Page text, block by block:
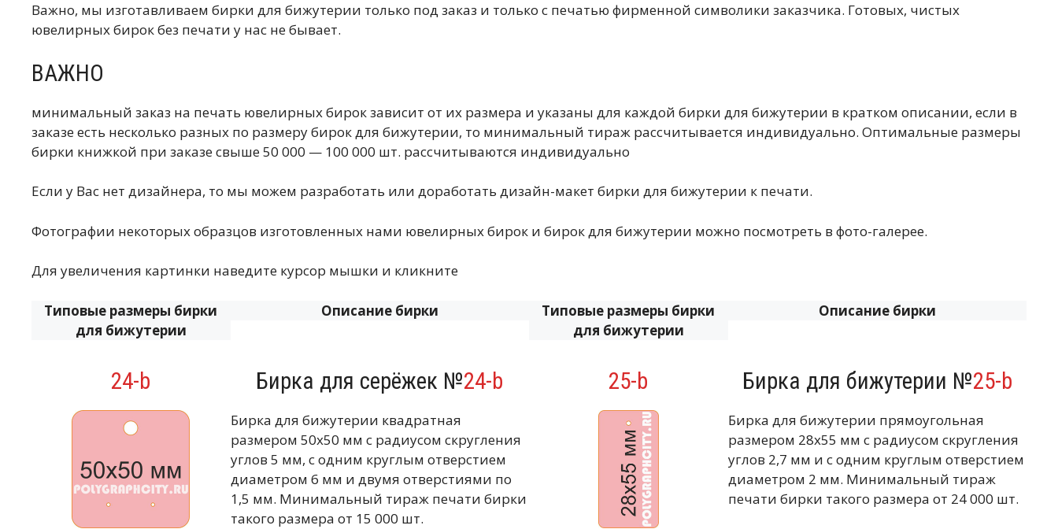
Важно, мы изготавливаем бирки для бижутерии только под заказ и только с печатью фирменной символики заказчика. Готовых, чистых
ювелирных бирок без печати у нас не бывает.
ВАЖНО
минимальный заказ на печать ювелирных бирок зависит от их размера и указаны для каждой бирки для бижутерии в кратком описании, если в
заказе есть несколько разных по размеру бирок для бижутерии, то минимальный тираж рассчитывается индивидуально. Оптимальные размеры
бирки книжкой при заказе свыше 50 000 — 100 000 шт. рассчитываются индивидуально
Если у Вас нет дизайнера, то мы можем разработать или доработать дизайн-макет бирки для бижутерии к печати.
Фотографии некоторых образцов изготовленных нами ювелирных бирок и бирок для бижутерии можно посмотреть в фото-галерее.
Для увеличения картинки наведите курсор мышки и кликните
Типовые размеры бирки
для бижутерии
Описание бирки
Типовые размеры бирки
для бижутерии
Описание бирки
24-b Бирка для серёжек №24-b
Бирка для бижутерии квадратная
размером 50х50 мм с радиусом скругления
углов 5 мм, с одним круглым отверстием
диаметром 6 мм и двумя отверстиями по
1,5 мм. Минимальный тираж печати бирки
такого размера от 15 000 шт.
25-b Бирка для бижутерии №25-b
Бирка для бижутерии прямоугольная
размером 28х55 мм с радиусом скругления
углов 2,7 мм и с одним круглым отверстием
диаметром 2 мм. Минимальный тираж
печати бирки такого размера от 24 000 шт.